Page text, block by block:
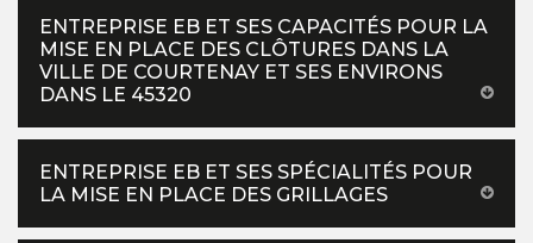
ENTREPRISE EB ET SES CAPACITÉS POUR LA
MISE EN PLACE DES CLÔTURES DANS LA
VILLE DE COURTENAY ET SES ENVIRONS
DANS LE 45320
ENTREPRISE EB ET SES SPÉCIALITÉS POUR
LA MISE EN PLACE DES GRILLAGES